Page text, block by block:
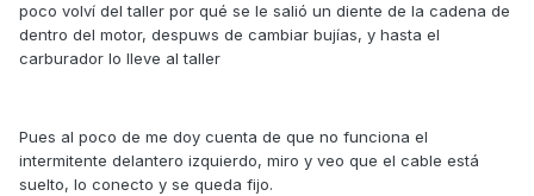
poco volví del taller por qué se le salió un diente de la cadena de
dentro del motor, despuws de cambiar bujías, y hasta el
carburador lo lleve al taller
Pues al poco de me doy cuenta de que no funciona el
intermitente delantero izquierdo, miro y veo que el cable está
suelto, lo conecto y se queda fijo.